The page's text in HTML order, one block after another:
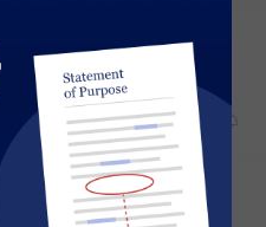
구실을 변경해야 할까요?